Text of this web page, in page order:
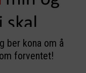
ber kona om å
forventet!